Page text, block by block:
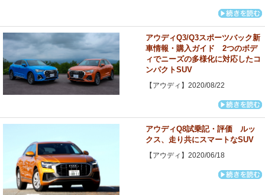
アウディQ3/Q3スポーツバック新
車情報・購入ガイド 2つのボデ
ィでニーズの多様化に対応したコ
ンパクトSUV
【アウディ】2020/08/22
アウディQ8試乗記・評価 ルッ
クス、走り共にスマートなSUV
【アウディ】2020/06/18